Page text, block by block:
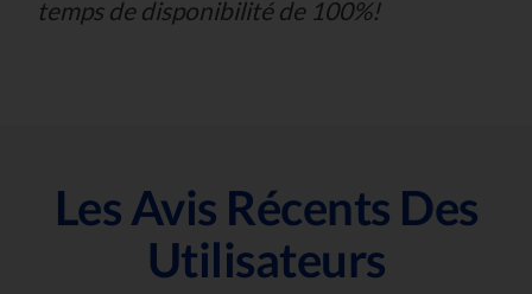
temps de disponibilité de 100%!
Les Avis Récents Des
Utilisateurs